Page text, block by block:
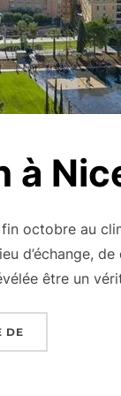
à
octobre au
d’échange,
être un
DE« LA